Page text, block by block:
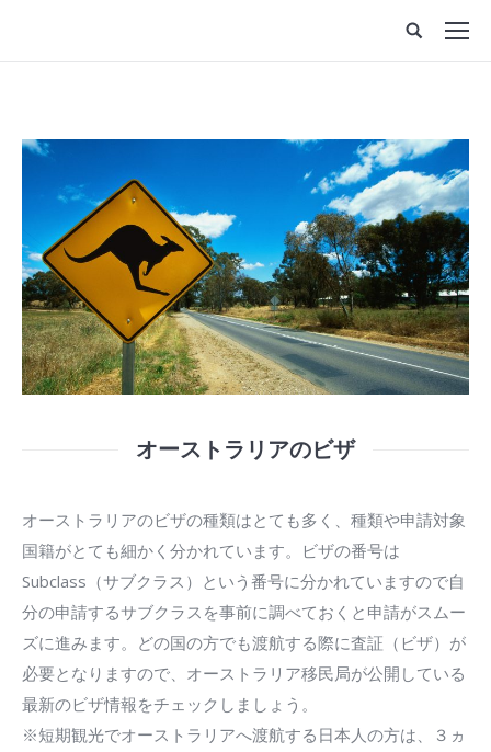
オーストラリアのビザ
オーストラリアのビザの種類はとても多く、種類や申請対象
国籍がとても細かく分かれています。ビザの番号は
Subclass（サブクラス）という番号に分かれていますので自
分の申請するサブクラスを事前に調べておくと申請がスムー
ズに進みます。どの国の方でも渡航する際に査証（ビザ）が
必要となりますので、オーストラリア移民局が公開している
最新のビザ情報をチェックしましょう。
※短期観光でオーストラリアへ渡航する日本人の方は、３ヵ